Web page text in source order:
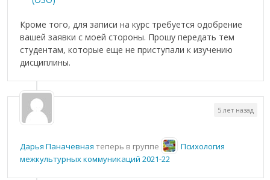
Кроме того, для записи на курс требуется одобрение
вашей заявки с моей стороны. Прошу передать тем
студентам, которые еще не приступали к изучению
дисциплины.
Дарья Паначевная теперь в группе
Психология
межкультурных коммуникаций 2021-22
5 лет назад